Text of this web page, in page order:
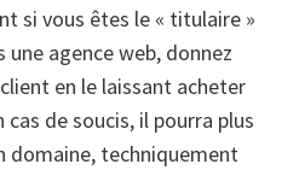
si vous êtes le « titulaire »
une agence web, donnez
en le laissant acheter
de soucis, il pourra plus
domaine, techniquement